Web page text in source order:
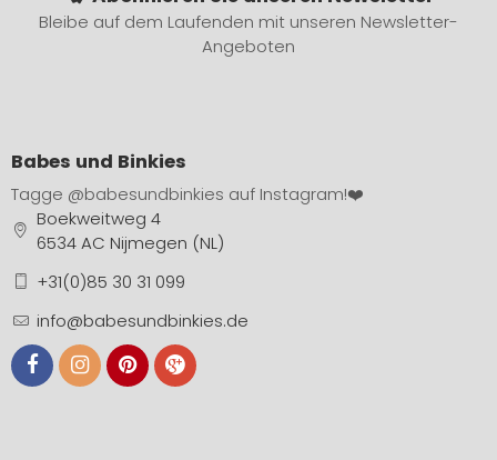
Bleibe auf dem Laufenden mit unseren Newsletter-
Angeboten
Babes und Binkies
Tagge @babesundbinkies auf Instagram!❤️
Boekweitweg 4
6534 AC Nijmegen (NL)
+31(0)85 30 31 099
info@babesundbinkies.de